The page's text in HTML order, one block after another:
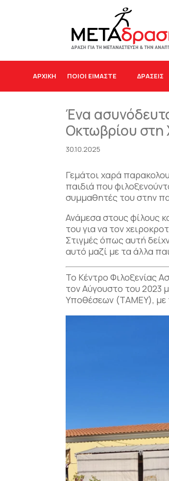
ΑΡΧΙΚΉ ΠΟΙΟΙ ΕΙΜΑΣΤΕ ΔΡΆΣΕΙΣ
Ένα
Οκτωβρίου στη
30.10.2025
Γεμάτοι χαρά
παιδιά που
συμμαθητές του στην
Ανάμεσα στους φίλους
του για να τον
Στιγμές όπως αυτή
αυτό μαζί με τα άλλα
Το Κέντρο Φιλοξενίας
τον Αύγουστο του 2023
Υποθέσεων (ΤΑΜΕΥ), με